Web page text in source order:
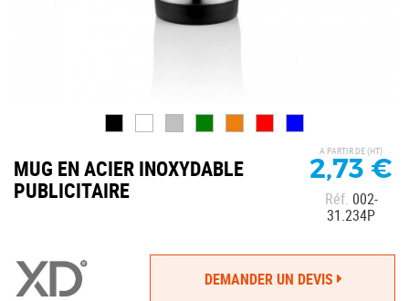
MUG EN ACIER INOXYDABLE
PUBLICITAIRE
A PARTIR DE (HT)
2,73 €
Réf. 002-
31.234P
DEMANDER UN DEVIS